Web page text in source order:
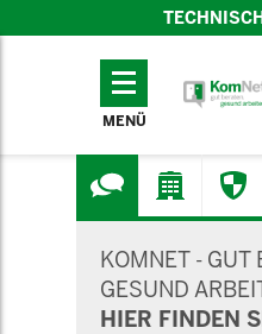
TECHNISCHES
MENÜ
KOMNET - GUT
GESUND
HIER FINDEN